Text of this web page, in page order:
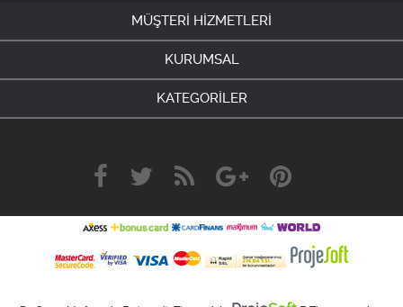
MÜŞTERİ HİZMETLERİ
KURUMSAL
KATEGORİLER